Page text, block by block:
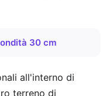
30 cm
all'interno di
terreno di